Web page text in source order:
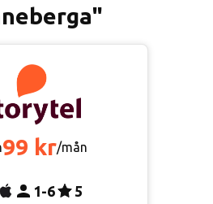
99 kr/mån
1-6 5